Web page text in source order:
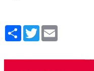
Condividi
Twitter